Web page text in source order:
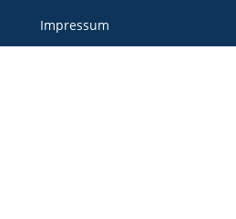
Impressum